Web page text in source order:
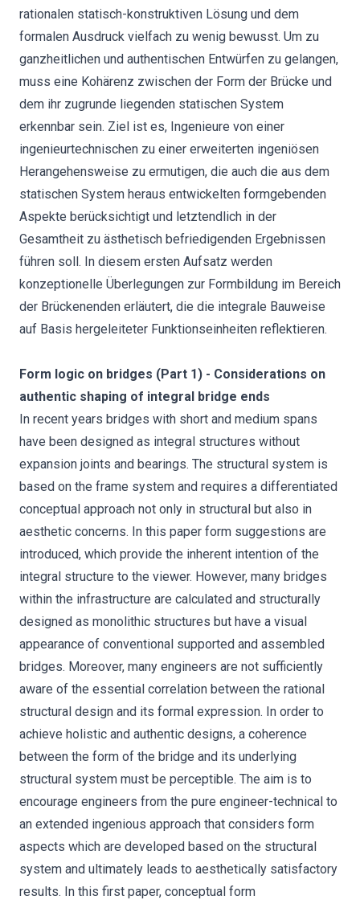
rationalen statisch-konstruktiven Lösung und dem
formalen Ausdruck vielfach zu wenig bewusst. Um zu
ganzheitlichen und authentischen Entwürfen zu gelangen,
muss eine Kohärenz zwischen der Form der Brücke und
dem ihr zugrunde liegenden statischen System
erkennbar sein. Ziel ist es, Ingenieure von einer
ingenieurtechnischen zu einer erweiterten ingeniösen
Herangehensweise zu ermutigen, die auch die aus dem
statischen System heraus entwickelten formgebenden
Aspekte berücksichtigt und letztendlich in der
Gesamtheit zu ästhetisch befriedigenden Ergebnissen
führen soll. In diesem ersten Aufsatz werden
konzeptionelle Überlegungen zur Formbildung im Bereich
der Brückenenden erläutert, die die integrale Bauweise
auf Basis hergeleiteter Funktionseinheiten reflektieren.
Form logic on bridges (Part 1) - Considerations on
authentic shaping of integral bridge ends
In recent years bridges with short and medium spans
have been designed as integral structures without
expansion joints and bearings. The structural system is
based on the frame system and requires a differentiated
conceptual approach not only in structural but also in
aesthetic concerns. In this paper form suggestions are
introduced, which provide the inherent intention of the
integral structure to the viewer. However, many bridges
within the infrastructure are calculated and structurally
designed as monolithic structures but have a visual
appearance of conventional supported and assembled
bridges. Moreover, many engineers are not sufficiently
aware of the essential correlation between the rational
structural design and its formal expression. In order to
achieve holistic and authentic designs, a coherence
between the form of the bridge and its underlying
structural system must be perceptible. The aim is to
encourage engineers from the pure engineer-technical to
an extended ingenious approach that considers form
aspects which are developed based on the structural
system and ultimately leads to aesthetically satisfactory
results. In this first paper, conceptual form